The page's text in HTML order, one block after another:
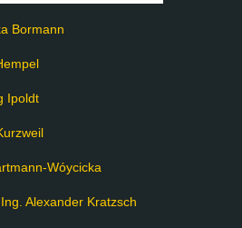
Bor­mann
Ipoldt
Wóyci­cka
Alex­an­der Kratzsch